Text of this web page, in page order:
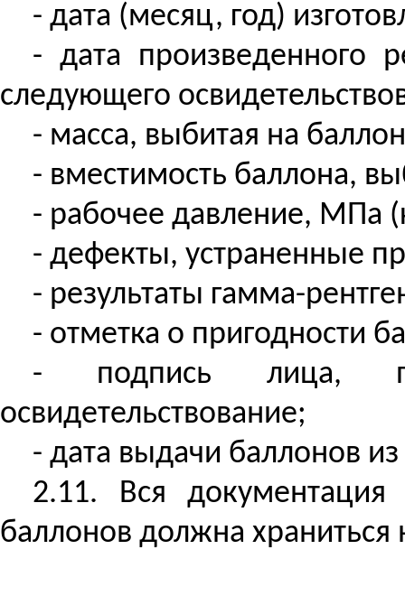
- дата (месяц, год)
- дата произведенного
следующего
- масса, выбитая на
- вместимость баллона,
- рабочее давление, МПа
- дефекты, устраненные
- результаты гамма-
- отметка о пригодности
- подпись лица,
освидетельствование;
- дата выдачи баллонов
2.11. Вся документация
баллонов должна